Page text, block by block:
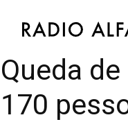
Mis en avant Politique
Queda
170